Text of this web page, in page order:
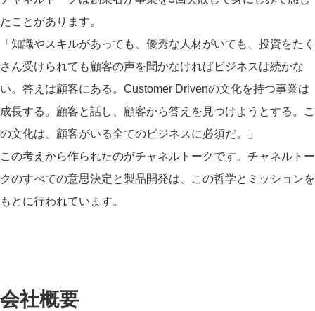
たことがあります。
「知識やスキルがあっても、優秀な人材がいても、投資をたく
さん受けられても顧客の声を聞かなければビジネスは続かな
い。答えは顧客にある。Customer Drivenの文化を持つ事業は
成長する。顧客と話し、顧客から答えを見つけようとする。こ
の文化は、顧客がいる全てのビジネスに必須だ。」
この考えから作られたのがチャネルトークです。チャネルトー
クのすべての意思決定と製品開発は、この哲学とミッションを
もとに行われています。
会社概要